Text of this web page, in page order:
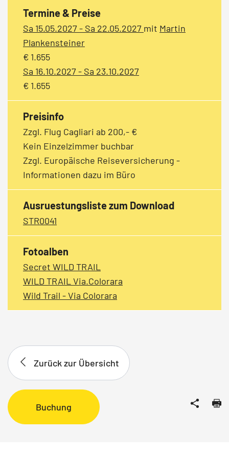
Termine & Preise
Sa 15.05.2027 - Sa 22.05.2027 mit Martin
Plankensteiner
€ 1.655
Sa 16.10.2027 - Sa 23.10.2027
€ 1.655
Preisinfo
Zzgl. Flug Cagliari ab 200,- €
Kein Einzelzimmer buchbar
Zzgl. Europäische Reiseversicherung -
Informationen dazu im Büro
Ausruestungsliste zum Download
STR0041
Fotoalben
Secret WILD TRAIL
WILD TRAIL Via.Colorara
Wild Trail - Via Colorara
Zurück zur Übersicht
Buchung